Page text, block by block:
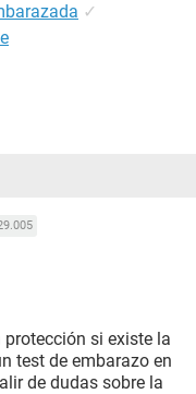
✓
si existe la
test de embarazo en
de dudas sobre la